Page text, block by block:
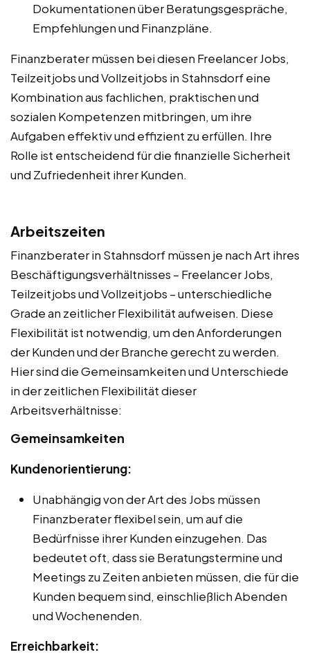
Dokumentationen über Beratungsgespräche,
Empfehlungen und Finanzpläne.
Finanzberater müssen bei diesen Freelancer Jobs,
Teilzeitjobs und Vollzeitjobs in Stahnsdorf eine
Kombination aus fachlichen, praktischen und
sozialen Kompetenzen mitbringen, um ihre
Aufgaben effektiv und effizient zu erfüllen. Ihre
Rolle ist entscheidend für die finanzielle Sicherheit
und Zufriedenheit ihrer Kunden.
Arbeitszeiten
Finanzberater in Stahnsdorf müssen je nach Art ihres
Beschäftigungsverhältnisses – Freelancer Jobs,
Teilzeitjobs und Vollzeitjobs – unterschiedliche
Grade an zeitlicher Flexibilität aufweisen. Diese
Flexibilität ist notwendig, um den Anforderungen
der Kunden und der Branche gerecht zu werden.
Hier sind die Gemeinsamkeiten und Unterschiede
in der zeitlichen Flexibilität dieser
Arbeitsverhältnisse:
Gemeinsamkeiten
Kundenorientierung:
Unabhängig von der Art des Jobs müssen
Finanzberater flexibel sein, um auf die
Bedürfnisse ihrer Kunden einzugehen. Das
bedeutet oft, dass sie Beratungstermine und
Meetings zu Zeiten anbieten müssen, die für die
Kunden bequem sind, einschließlich Abenden
und Wochenenden.
Erreichbarkeit: